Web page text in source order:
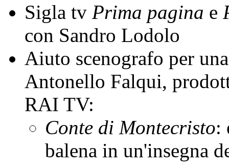
Sigla tv Prima pagina e
con Sandro Lodolo
Aiuto scenografo per
Antonello Falqui,
RAI TV:
Conte di Montecristo:
balena in un'insegna